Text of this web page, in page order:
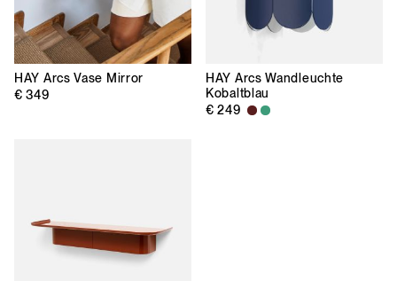
HAY Arcs Vase Mirror
€ 349
HAY Arcs Wandleuchte
Kobaltblau
€ 249